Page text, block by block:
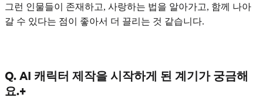
그런 인물들이 존재하고, 사랑하는 법을 알아가고, 함께 나아
갈 수 있다는 점이 좋아서 더 끌리는 것 같습니다.
Q. AI 캐릭터 제작을 시작하게 된 계기가 궁금해
요.+